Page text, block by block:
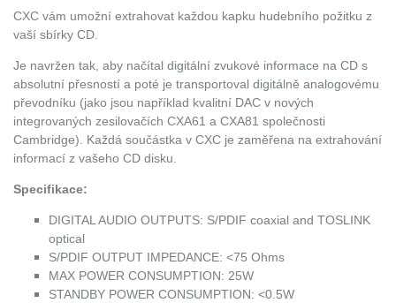
CXC vám umožní extrahovat každou kapku hudebního požitku z
vaší sbírky CD.
Je navržen tak, aby načítal digitální zvukové informace na CD s
absolutní přesností a poté je transportoval digitálně analogovému
převodníku (jako jsou například kvalitní DAC v nových
integrovaných zesilovačích CXA61 a CXA81 společnosti
Cambridge). Každá součástka v CXC je zaměřena na extrahování
informací z vašeho CD disku.
Specifikace:
DIGITAL AUDIO OUTPUTS: S/PDIF coaxial and TOSLINK
optical
S/PDIF OUTPUT IMPEDANCE: <75 Ohms
MAX POWER CONSUMPTION: 25W
STANDBY POWER CONSUMPTION: <0.5W